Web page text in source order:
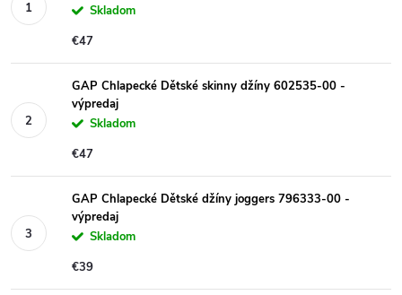
Skladom
€47
GAP Chlapecké Dětské skinny džíny 602535-00 -
výpredaj
Skladom
€47
GAP Chlapecké Dětské džíny joggers 796333-00 -
výpredaj
Skladom
€39